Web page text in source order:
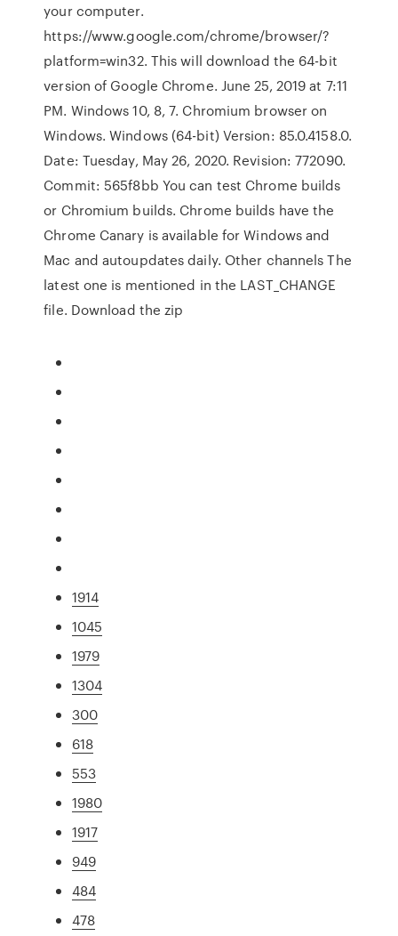
your computer.
https://www.google.com/chrome/browser/?
platform=win32. This will download the 64-bit
version of Google Chrome. June 25, 2019 at 7:11
PM. Windows 10, 8, 7. Chromium browser on
Windows. Windows (64-bit) Version: 85.0.4158.0.
Date: Tuesday, May 26, 2020. Revision: 772090.
Commit: 565f8bb You can test Chrome builds
or Chromium builds. Chrome builds have the
Chrome Canary is available for Windows and
Mac and autoupdates daily. Other channels The
latest one is mentioned in the LAST_CHANGE
file. Download the zip
1914
1045
1979
1304
300
618
553
1980
1917
949
484
478